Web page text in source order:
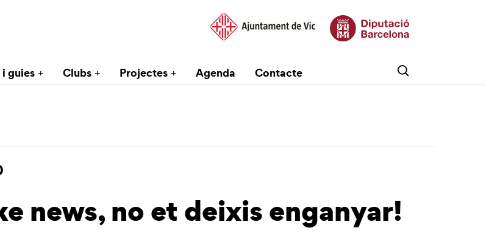
guies Clubs Projectes Agenda Contacte
news, no et deixis enganyar!